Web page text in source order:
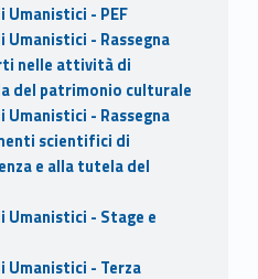
- PEF
- Rassegna
nelle attività di
del patrimonio culturale
- Rassegna
scientifici di
e alla tutela del
- Stage e
- Terza